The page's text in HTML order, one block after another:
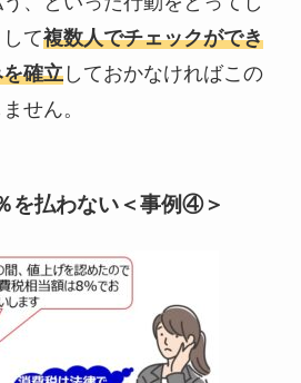
て複数人でチェックができ
確立しておかなければこの
せん。
を払わない＜事例④＞